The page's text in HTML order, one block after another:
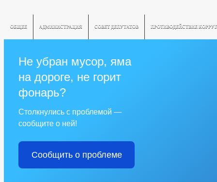
ОБЩЕЕ АДМИНИСТРАЦИЯ СОВЕТ ДЕПУТАТОВ ПРОТИВОДЕЙСТВИЕ
Не убран мусор, яма
на дороге, не горит
фонарь?
Столкнулись с проблемой —
сообщите о ней!
Сообщить о проблеме